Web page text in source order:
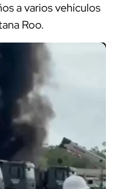
a varios vehículos
Roo.